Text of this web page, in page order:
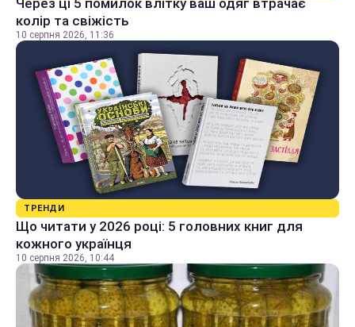
Через ці 5 помилок влітку ваш одяг втрачає
колір та свіжість
10 серпня 2026, 11:36
ТРЕНДИ
Що читати у 2026 році: 5 головних книг для
кожного українця
10 серпня 2026, 10:44